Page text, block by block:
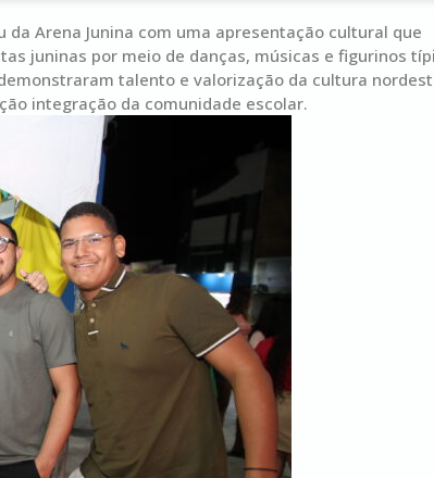
da Arena Junina com uma apresentação cultural que
juninas por meio de danças, músicas e figurinos
talento e valorização da cultura
integração da comunidade escolar.